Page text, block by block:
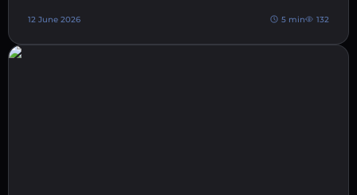
12 June 2026 5 min 132